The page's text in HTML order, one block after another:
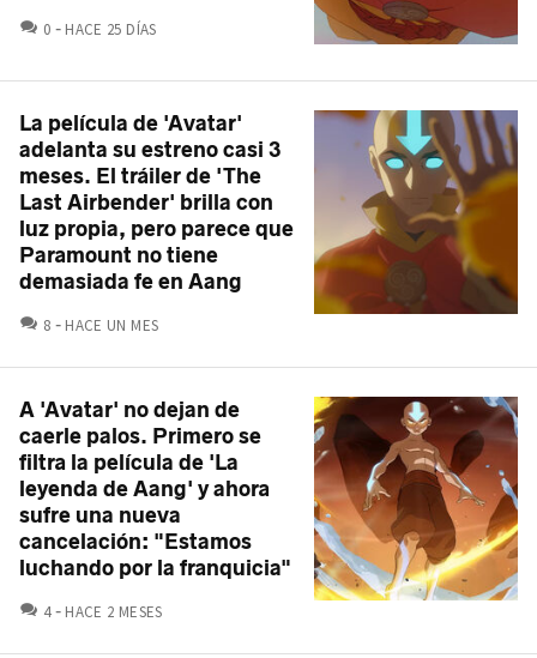
0 COMENTARIOS
HACE 25 DÍAS
La película de 'Avatar'
adelanta su estreno casi 3
meses. El tráiler de 'The
Last Airbender' brilla con
luz propia, pero parece que
Paramount no tiene
demasiada fe en Aang
8 COMENTARIOS
HACE UN MES
A 'Avatar' no dejan de
caerle palos. Primero se
filtra la película de 'La
leyenda de Aang' y ahora
sufre una nueva
cancelación: "Estamos
luchando por la franquicia"
4 COMENTARIOS
HACE 2 MESES